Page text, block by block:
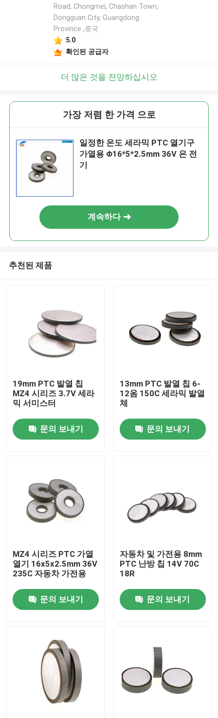
집
비디오
공장 투어
품질 관리
Road, Chongmei, Chashan Town,
Dongguan City, Guangdong
Province ,중국
5.0
확인된 공급자
더 많은 것을 전망하십시오
가장 저렴 한 가격 으로
일정한 온도 세라믹 PTC 열기구
가열용 Φ16*5*2.5mm 36V 은 전
기
계속하다
추천된 제품
19mm PTC 발열 칩
MZ4 시리즈 3.7V 세라
믹 서미스터
문의 보내기
13mm PTC 발열 칩 6-
12옴 150C 세라믹 발열
체
문의 보내기
MZ4 시리즈 PTC 가열
열기 16x5x2.5mm 36V
235C 자동차 가전용
문의 보내기
자동차 및 가전용 8mm
PTC 난방 칩 14V 70C
18R
문의 보내기